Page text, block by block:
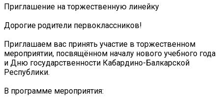
Приглашение на торжественную линейку
Дорогие родители первоклассников!
Приглашаем вас принять участие в торжественном
мероприятии, посвящённом началу нового учебного года
и Дню государственности Кабардино-Балкарской
Республики.
В программе мероприятия: